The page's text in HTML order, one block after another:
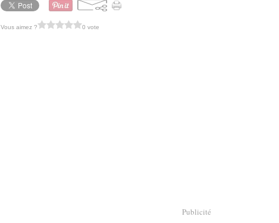
Vous aimez ? 0 vote
Publicité